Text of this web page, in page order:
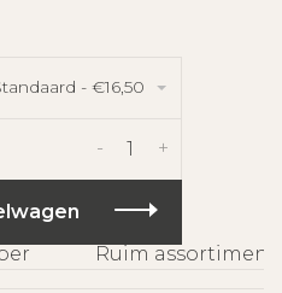
- €16,50
+
-
Ruim assortiment